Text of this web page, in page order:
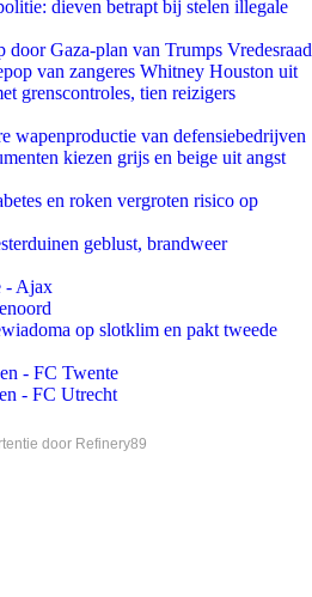
dieven betrapt bij stelen illegale
door Gaza-plan van Trumps Vredesraad
van zangeres Whitney Houston uit
grenscontroles, tien reizigers
wapenproductie van defensiebedrijven
kiezen grijs en beige uit angst
en roken vergroten risico op
geblust, brandweer
- Ajax
op slotklim en pakt tweede
- FC Twente
- FC Utrecht
door Refinery89